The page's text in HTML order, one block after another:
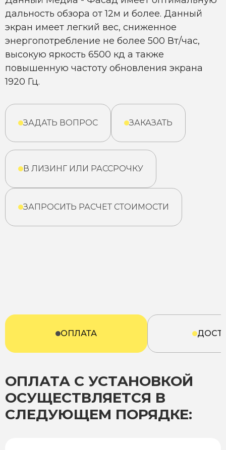
дальность обзора от 12м и более. Данный
экран имеет легкий вес, сниженное
энергопотребление не более 500 Вт/час,
высокую яркость 6500 кд а также
повышенную частоту обновления экрана
1920 Гц.
ЗАДАТЬ ВОПРОС ЗАКАЗАТЬ
В ЛИЗИНГ ИЛИ РАССРОЧКУ
ЗАПРОСИТЬ РАСЧЕТ СТОИМОСТИ
ОПЛАТА
ОПЛАТА С УСТАНОВКОЙ
ОСУЩЕСТВЛЯЕТСЯ В
СЛЕДУЮЩЕМ ПОРЯДКЕ: